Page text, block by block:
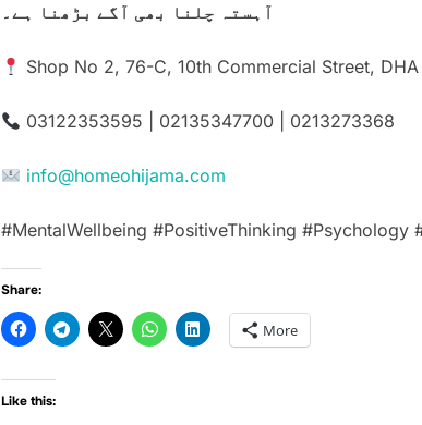
آہستہ چلنا بھی آگے بڑھنا ہے۔
Shop No 2, 76-C, 10th Commercial Street,
03122353595 | 02135347700 | 0213273368
info@homeohijama.com
#MentalWellbeing #PositiveThinking #Psychology
Share:
More
Like this: